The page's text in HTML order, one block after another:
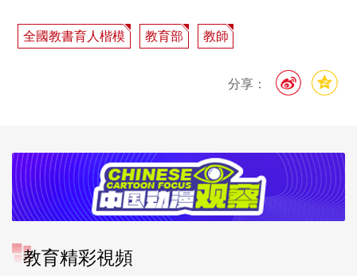
全國教書育人楷模 教育部 教師
分享：
教育精彩視頻